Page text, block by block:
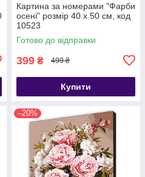
Картина за номерами "Фарби
осені" розмір 40 х 50 см, код
10523
Готово до відправки
399 ₴ 499 ₴
Купити
–20%